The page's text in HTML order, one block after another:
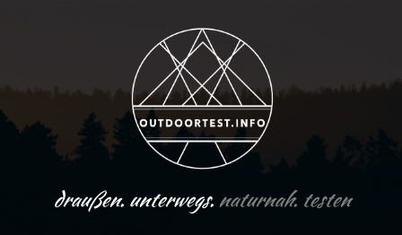
draußen. unterwegs.naturnah. testen